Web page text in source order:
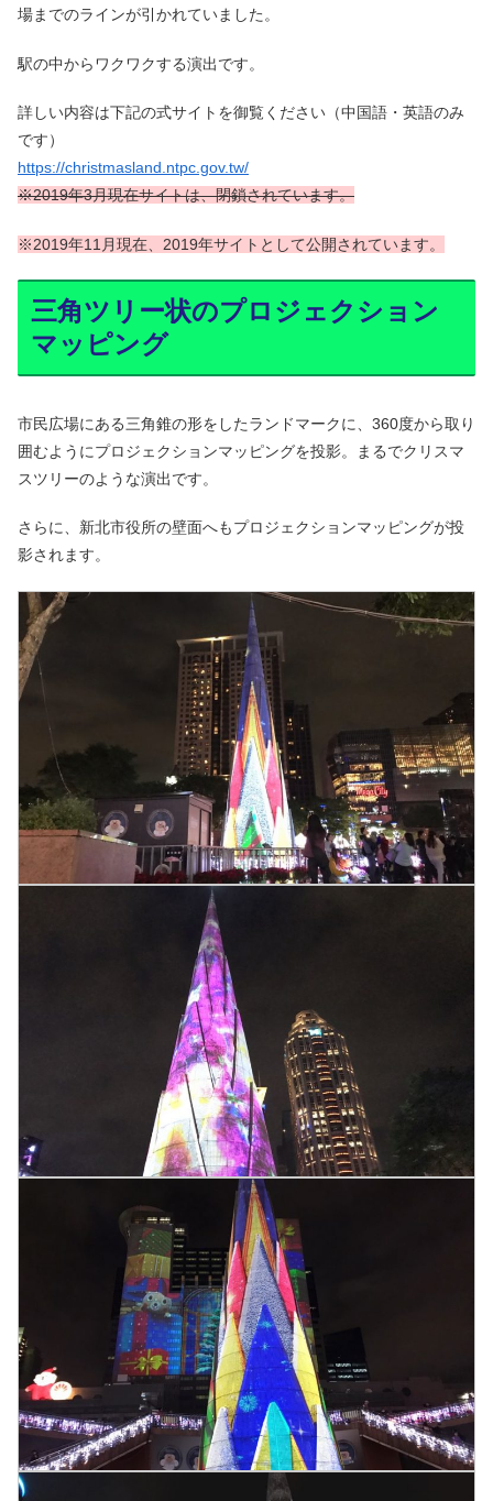
場までのラインが引かれていました。
駅の中からワクワクする演出です。
詳しい内容は下記の式サイトを御覧ください（中国語・英語のみ
です）
https://christmasland.ntpc.gov.tw/
※2019年3月現在サイトは、閉鎖されています。
※2019年11 月現在、2019年サイトとして公開されています。
三角ツリー状のプロジェクション
マッピング
市民広場にある三角錐の形をしたランドマークに、360度から取り
囲むようにプロジェクションマッピングを投影。まるでクリスマ
スツリーのような演出です。
さらに、新北市役所の壁面へもプロジェクションマッピングが投
影されます。